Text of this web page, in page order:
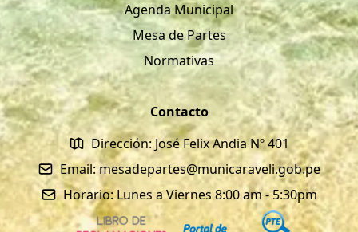
Agenda Municipal
Mesa de Partes
Normativas
Contacto
Dirección: José Felix Andia Nº 401
Email: mesadepartes@municaraveli.gob.pe
Horario: Lunes a Viernes 8:00 am - 5:30pm